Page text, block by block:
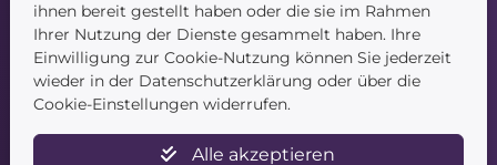
Service
Newsletter
Datenschutz
ihnen bereit gestellt haben oder die sie im Rahmen
Ihrer Nutzung der Dienste gesammelt haben. Ihre
Einwilligung zur Cookie-Nutzung können Sie jederzeit
wieder in der Datenschutzerklärung oder über die
Cookie-Einstellungen widerrufen.
Alle akzeptieren